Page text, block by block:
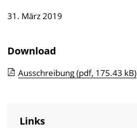
31. März 2019
Download
Ausschreibung(pdf, 175.43 kB)
Links